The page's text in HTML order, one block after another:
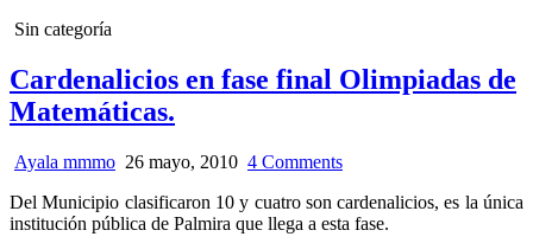
Posted
Sin categoría
Cardenalicios en fase final Olimpiadas de
Matemáticas.
Ayala mmmo 26 mayo, 2010 4 Comments
Del Municipio clasificaron 10 y cuatro son cardenalicios, es la única
institución pública de Palmira que llega a esta fase.